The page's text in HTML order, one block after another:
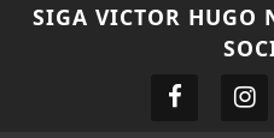
SIGA VICTOR HUGO